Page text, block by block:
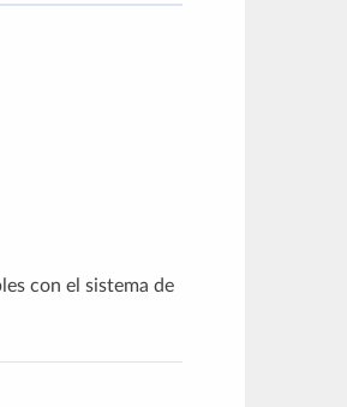
con el sistema de